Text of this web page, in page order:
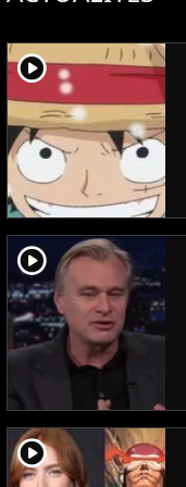
player2
player2
player2